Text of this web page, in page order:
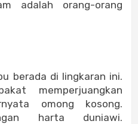
adalah orang-orang
berada di lingkaran ini.
memperjuangkan
omong kosong.
harta duniawi.